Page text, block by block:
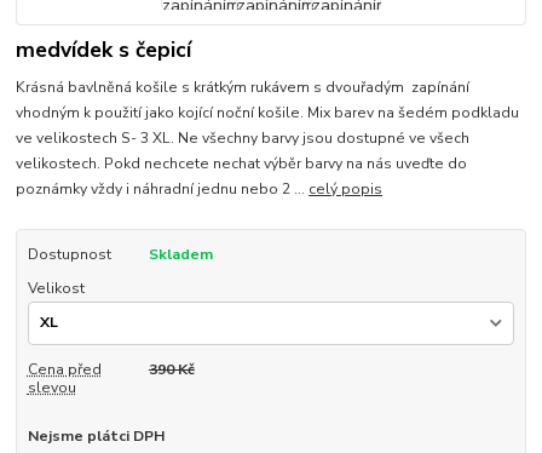
medvídek s čepicí
Krásná bavlněná košile s krátkým rukávem s dvouřadým zapínání
vhodným k použití jako kojící noční košile. Mix barev na šedém podkladu
ve velikostech S- 3 XL. Ne všechny barvy jsou dostupné ve všech
velikostech. Pokd nechcete nechat výběr barvy na nás uveďte do
poznámky vždy i náhradní jednu nebo 2 ... celý popis
Dostupnost
Skladem
Velikost
Cena před
slevou
390 Kč
Nejsme plátci DPH